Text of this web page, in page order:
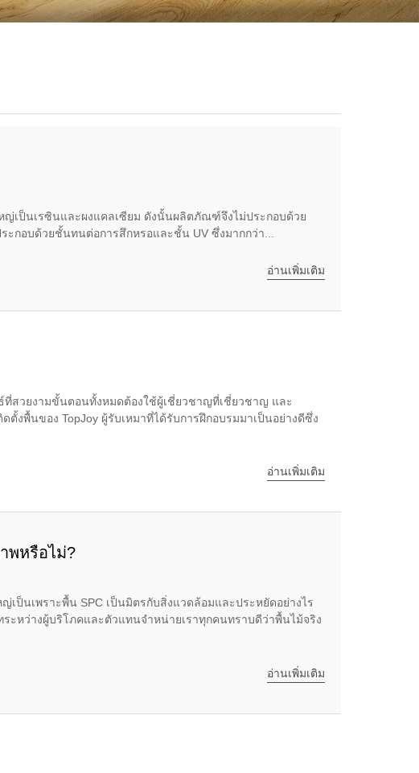
เป็นเรซินและผงแคลเซียม ดังนั้นผลิตภัณฑ์จึงไม่ประกอบด้วย
กอบด้วยชั้นทนต่อการสึกหรอและชั้น UV ซึ่งมากกว่า...
อ่านเพิ่มเติม
สวยงามขั้นตอนทั้งหมดต้องใช้ผู้เชี่ยวชาญที่เชี่ยวชาญ และ
พื้นของ TopJoy ผู้รับเหมาที่ได้รับการฝึกอบรมมาเป็นอย่างดีซึ่ง
อ่านเพิ่มเติม
พหรือไม่?
ป็นเพราะพื้น SPC เป็นมิตรกับสิ่งแวดล้อมและประหยัดอย่างไร
หว่างผู้บริโภคและตัวแทนจำหน่ายเราทุกคนทราบดีว่าพื้นไม้จริง
อ่านเพิ่มเติม